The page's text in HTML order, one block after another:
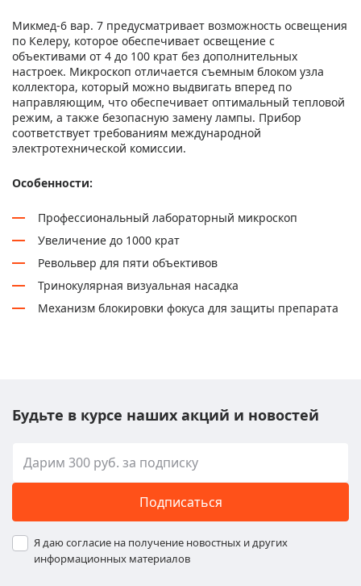
Микмед-6 вар. 7 предусматривает возможность освещения
по Келеру, которое обеспечивает освещение с
объективами от 4 до 100 крат без дополнительных
настроек. Микроскоп отличается съемным блоком узла
коллектора, который можно выдвигать вперед по
направляющим, что обеспечивает оптимальный тепловой
режим, а также безопасную замену лампы. Прибор
соответствует требованиям международной
электротехнической комиссии.
Особенности:
Профессиональный лабораторный микроскоп
Увеличение до 1000 крат
Револьвер для пяти объективов
Тринокулярная визуальная насадка
Механизм блокировки фокуса для защиты препарата
Будьте в курсе наших акций и новостей
Подписаться
Я даю согласие на получение новостных и других
информационных материалов